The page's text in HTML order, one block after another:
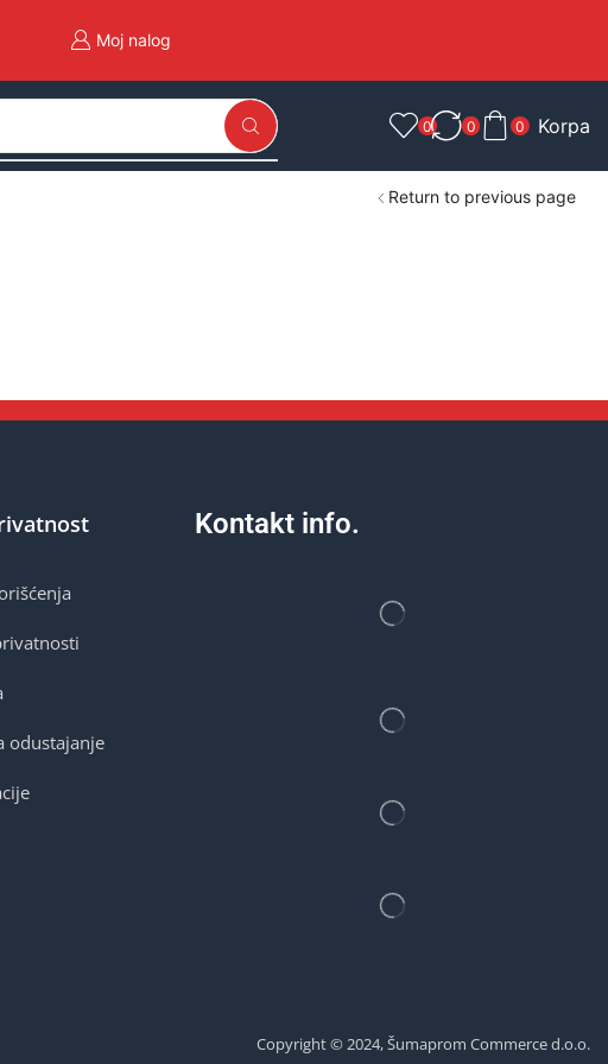
Moj nalog
0 0 0 Korpa
Return to previous page
odustajanje
Kontakt info.
Copyright © 2024, Šumaprom Commerce d.o.o.